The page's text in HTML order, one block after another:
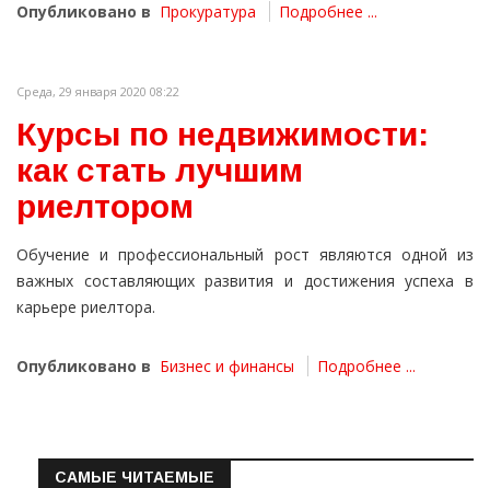
Опубликовано в Прокуратура Подробнее ...
Среда, 29 января 2020 08:22
Курсы по недвижимости:
как стать лучшим
риелтором
Обучение и профессиональный рост являются одной из
важных составляющих развития и достижения успеха в
карьере риелтора.
Опубликовано в Бизнес и финансы Подробнее ...
САМЫЕ ЧИТАЕМЫЕ